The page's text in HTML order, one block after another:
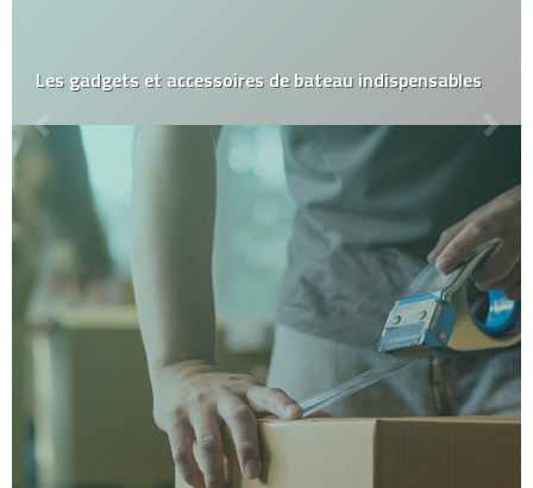
Les gadgets et accessoires de bateau indispensables